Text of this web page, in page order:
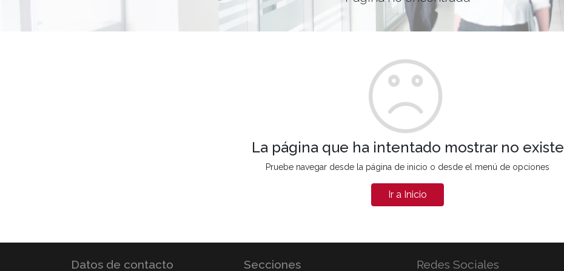
La página que ha intentado mostrar no existe
Pruebe navegar desde la página de inicio o desde el menú de opciones
Ir a Inicio
Datos de contacto Secciones Redes Sociales